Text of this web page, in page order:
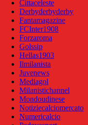
Cittaceleste
Derbyderbyderby
Fantamagazine
FCInter1908
Forzaroma
Golssip
Hellas1903
Ilmilanista
Juvenews
Mediagol
Milanistichannel
Mondoudinese
Notiziecalciomercato
Numericalcio